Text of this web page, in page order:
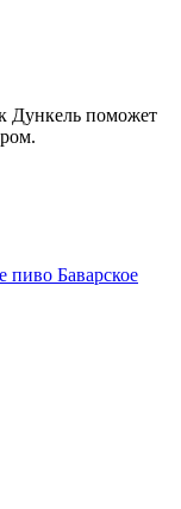
Дункель поможет
пиво Баварское